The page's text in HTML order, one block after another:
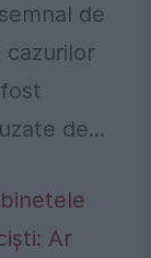
de
cazurilor
de...